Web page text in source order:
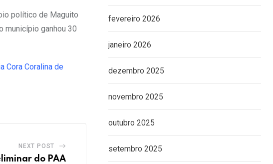
político de Maguito
município ganhou 30
Cora Coralina de
NEXT POST
do PAA
fevereiro 2026
janeiro 2026
dezembro 2025
novembro 2025
outubro 2025
setembro 2025